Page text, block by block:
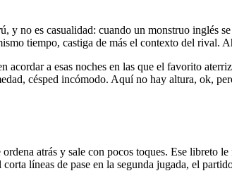
no es casualidad: cuando un monstruo inglés
tiempo, castiga de más el contexto del rival.
a esas noches en las que el favorito
césped incómodo. Aquí no hay altura, ok,
atrás y sale con pocos toques. Ese libreto
líneas de pase en la segunda jugada, el